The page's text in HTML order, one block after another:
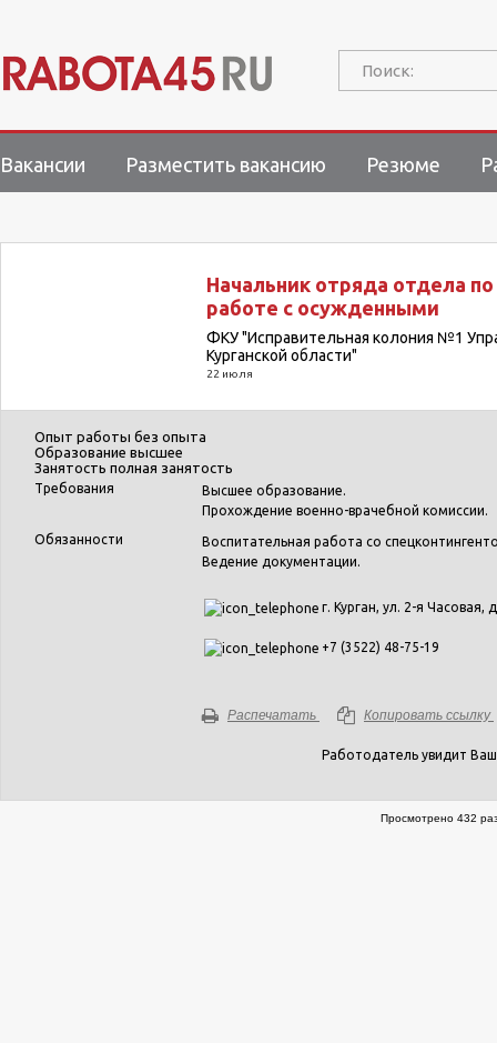
Поиск:
Вакансии Разместить вакансию Резюме
Начальник отряда отдела
работе с осужденными
ФКУ "Исправительная колония №1
Курганской области"
22 июля
Опыт работы без опыта
Образование высшее
Занятость полная занятость
Требования
Высшее образование.
Прохождение военно-врачебной комиссии.
Обязанности
Воспитательная работа со
Ведение документации.
г. Курган, ул. 2-я Часовая,
+7 (3522) 48-75-19
Распечатать Копировать ссылку
Работодатель увидит
Просмотрено 432